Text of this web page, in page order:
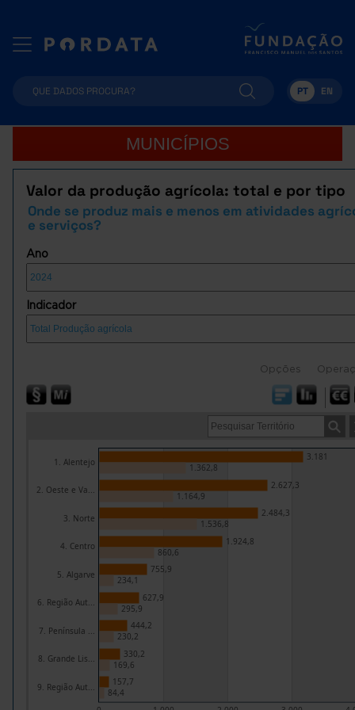
PT EN
MUNICÍPIOS
Valor da produção agrícola: total e por tipo
Onde se produz mais e menos em atividades
e serviços?
Ano
Indicador
Opções
1. Alentejo
2. Oeste e Va...
3. Norte
4. Centro
5. Algarve
6. Região Aut...
7. Península ...
8. Grande Lis...
9. Região Aut...
3.181
2.627,3
2.484,3
1.924,8
755,9
627,9
444,2
330,2
157,7
1.362,8
1.164,9
1.536,8
860,6
234,1
295,9
230,2
169,6
84,4